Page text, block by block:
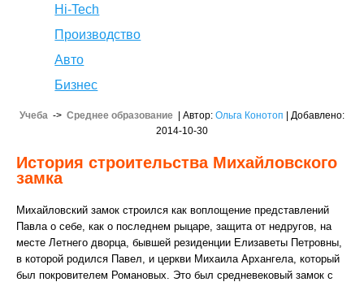
Hi-Tech
Производство
Авто
Бизнес
Учеба -> Среднее образование | Автор: Ольга Конотоп | Добавлено:
2014-10-30
История строительства Михайловского
замка
Михайловский замок строился как воплощение представлений
Павла о себе, как о последнем рыцаре, защита от недругов, на
месте Летнего дворца, бывшей резиденции Елизаветы Петровны,
в которой родился Павел, и церкви Михаила Архангела, который
был покровителем Романовых. Это был средневековый замок с